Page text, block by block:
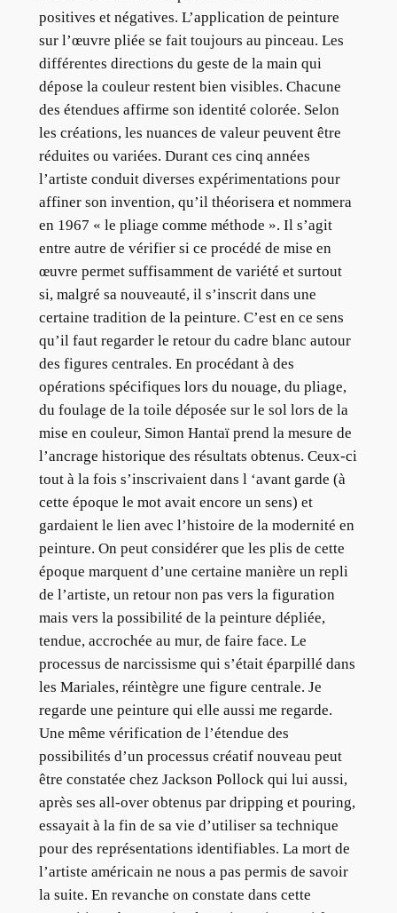
positives et négatives. L’application de peinture
sur l’œuvre pliée se fait toujours au pinceau. Les
différentes directions du geste de la main qui
dépose la couleur restent bien visibles. Chacune
des étendues affirme son identité colorée. Selon
les créations, les nuances de valeur peuvent être
réduites ou variées. Durant ces cinq années
l’artiste conduit diverses expérimentations pour
affiner son invention, qu’il théorisera et nommera
en 1967 « le pliage comme méthode ». Il s’agit
entre autre de vérifier si ce procédé de mise en
œuvre permet suffisamment de variété et surtout
si, malgré sa nouveauté, il s’inscrit dans une
certaine tradition de la peinture. C’est en ce sens
qu’il faut regarder le retour du cadre blanc autour
des figures centrales. En procédant à des
opérations spécifiques lors du nouage, du pliage,
du foulage de la toile déposée sur le sol lors de la
mise en couleur, Simon Hantaï prend la mesure de
l’ancrage historique des résultats obtenus. Ceux-ci
tout à la fois s’inscrivaient dans l ‘avant garde (à
cette époque le mot avait encore un sens) et
gardaient le lien avec l’histoire de la modernité en
peinture. On peut considérer que les plis de cette
époque marquent d’une certaine manière un repli
de l’artiste, un retour non pas vers la figuration
mais vers la possibilité de la peinture dépliée,
tendue, accrochée au mur, de faire face. Le
processus de narcissisme qui s’était éparpillé dans
les Mariales, réintègre une figure centrale. Je
regarde une peinture qui elle aussi me regarde.
Une même vérification de l’étendue des
possibilités d’un processus créatif nouveau peut
être constatée chez Jackson Pollock qui lui aussi,
après ses all-over obtenus par dripping et pouring,
essayait à la fin de sa vie d’utiliser sa technique
pour des représentations identifiables. La mort de
l’artiste américain ne nous a pas permis de savoir
la suite. En revanche on constate dans cette